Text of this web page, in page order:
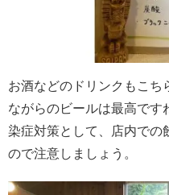
お酒などのドリンクもこち
ながらのビールは最高です
染症対策として、店内での
ので注意しましょう。